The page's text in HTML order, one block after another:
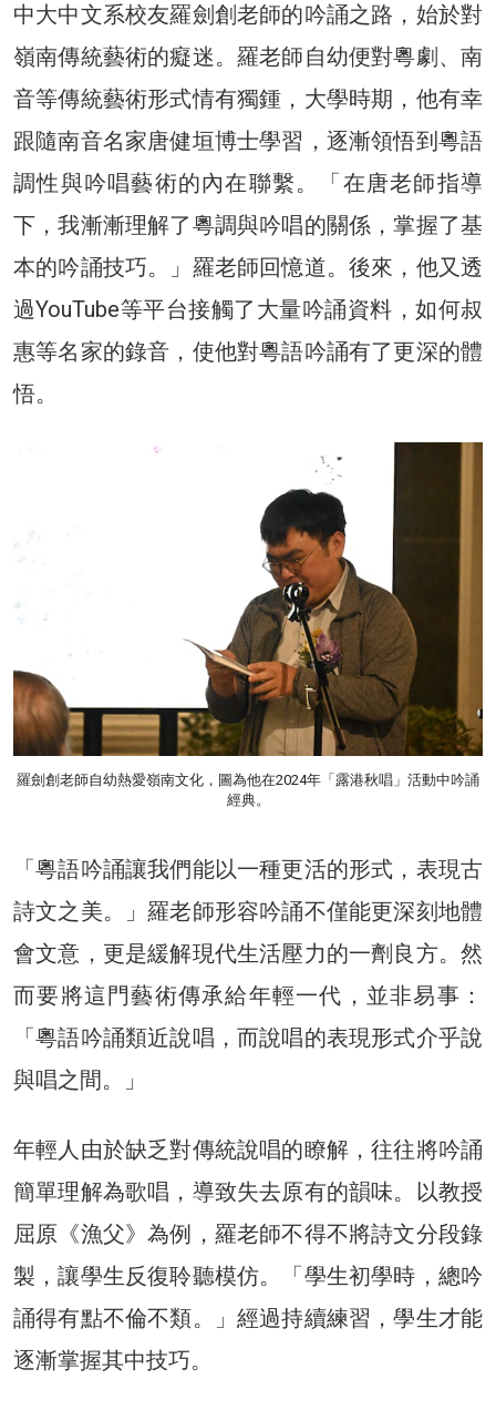
中大中文系校友羅劍創老師的吟誦之路，始於對
嶺南傳統藝術的癡迷。羅老師自幼便對粵劇、南
音等傳統藝術形式情有獨鍾，大學時期，他有幸
跟隨南音名家唐健垣博士學習，逐漸領悟到粵語
調性與吟唱藝術的內在聯繫。「在唐老師指導
下，我漸漸理解了粵調與吟唱的關係，掌握了基
本的吟誦技巧。」羅老師回憶道。後來，他又透
過YouTube等平台接觸了大量吟誦資料，如何叔
惠等名家的錄音，使他對粵語吟誦有了更深的體
悟。
羅劍創老師自幼熱愛嶺南文化，圖為他在2024年「露港秋唱」活動中吟誦
經典。
「粵語吟誦讓我們能以一種更活的形式，表現古
詩文之美。」羅老師形容吟誦不僅能更深刻地體
會文意，更是緩解現代生活壓力的一劑良方。然
而要將這門藝術傳承給年輕一代，並非易事：
「粵語吟誦類近說唱，而說唱的表現形式介乎說
與唱之間。」
年輕人由於缺乏對傳統說唱的瞭解，往往將吟誦
簡單理解為歌唱，導致失去原有的韻味。以教授
屈原《漁父》為例，羅老師不得不將詩文分段錄
製，讓學生反復聆聽模仿。「學生初學時，總吟
誦得有點不倫不類。」經過持續練習，學生才能
逐漸掌握其中技巧。